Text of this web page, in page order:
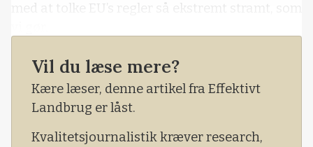
med at tolke EU’s regler så ekstremt stramt, som
Vil du læse mere?
Kære læser, denne artikel fra Effektivt
Landbrug er låst.
Kvalitetsjournalistik kræver research,